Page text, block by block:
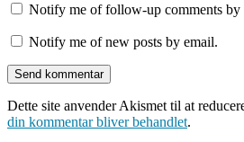
Notify me of follow-up comments by
Notify me of new posts by email.
Dette site anvender Akismet til at
din kommentar bliver behandlet.